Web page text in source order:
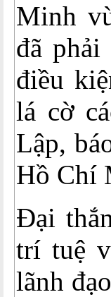
Minh
đã phải
điều
lá cờ
Lập,
Hồ Chí
Đại
trí tuệ
lãnh